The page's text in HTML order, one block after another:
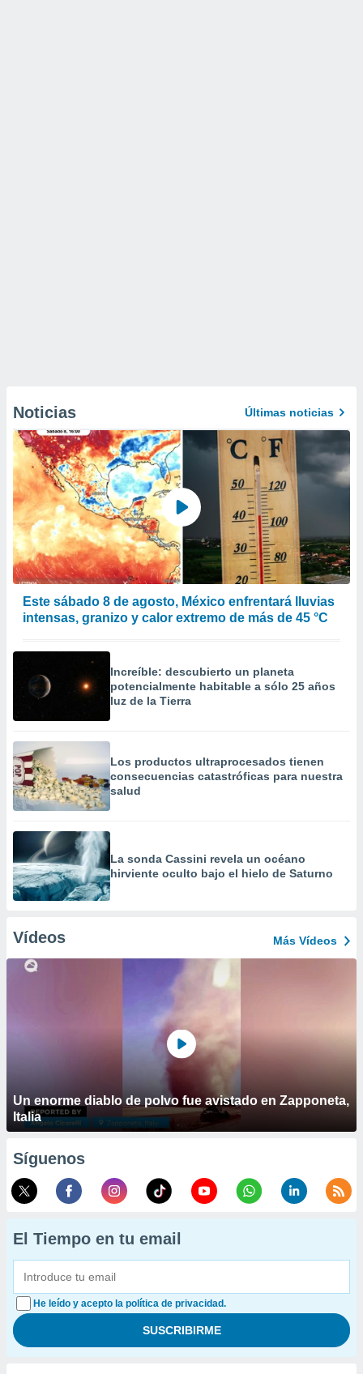
Noticias Últimas noticias
Este sábado 8 de agosto, México enfrentará lluvias
intensas, granizo y calor extremo de más de 45 °C
Increíble: descubierto un planeta
potencialmente habitable a sólo 25 años
luz de la Tierra
Los productos ultraprocesados ​​tienen
consecuencias catastróficas para nuestra
salud
La sonda Cassini revela un océano
hirviente oculto bajo el hielo de Saturno
Vídeos Más Vídeos
Un enorme diablo de polvo fue avistado en Zapponeta,
Italia
Síguenos
El Tiempo en tu email
He leído y acepto la política de privacidad.